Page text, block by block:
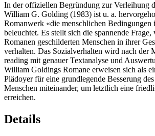
In der offiziellen Begründung zur Verleihung
William G. Golding (1983) ist u. a.
Romanwerk «die menschlichen Bedingungen
beleuchtet. Es stellt sich die spannende
Romanen geschilderten Menschen in ihrer
verhalten. Das Sozialverhalten wird nach der
reading mit genauer Textanalyse und
William Goldings Romane erweisen sich als
Plädoyer für eine grundlegende Besserung
Menschen miteinander, um letztlich eine
erreichen.
Details